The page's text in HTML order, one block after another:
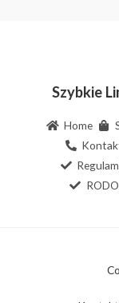
Szybkie
Home
RODO